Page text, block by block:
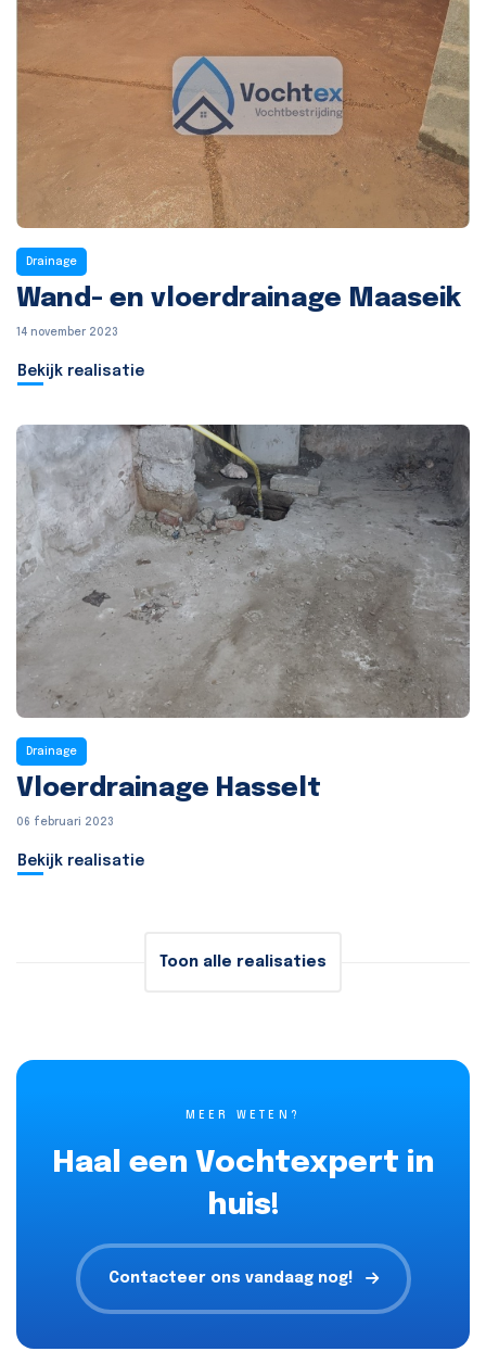
Drainage
Wand- en vloerdrainage Maaseik
14 november 2023
Bekijk realisatie
Drainage
Vloerdrainage Hasselt
06 februari 2023
Bekijk realisatie
Toon alle realisaties
MEER WETEN?
Haal een Vochtexpert in
huis!
Contacteer ons vandaag nog!